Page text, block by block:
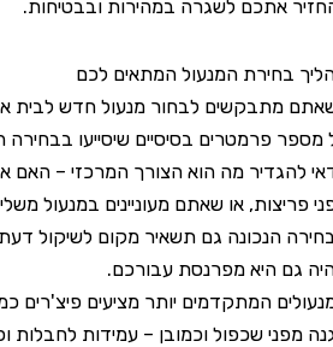
אתכם לשגרה במהירות ובבטיחות.
המנעול המתאים לכם
לבחור מנעול חדש לבית או
פרמטרים בסיסיים שיסייעו בבחירה
מה הוא הצורך המרכזי – האם אתם
או שאתם מעוניינים במנעול משליט
הנכונה גם תשאיר מקום לשיקול דעת
היא מפרנסת עבורכם.
המתקדמים יותר מציעים פיצ'רים כמו
שכפול וכמובן – עמידות לחבלות